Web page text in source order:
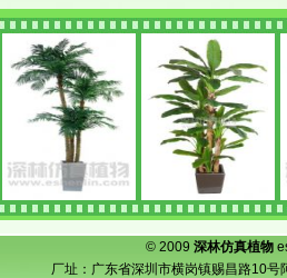
© 2009深林仿真植物
厂址：广东省深圳市横岗镇赐昌路